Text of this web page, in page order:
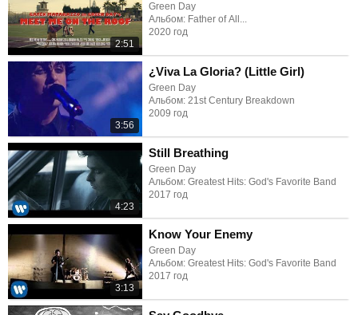
2:51
Green Day
Альбом: Father of All...
2020 год
3:56
¿Viva La Gloria? (Little Girl)
Green Day
Альбом: 21st Century Breakdown
2009 год
4:23
Still Breathing
Green Day
Альбом: Greatest Hits: God's Favorite Band
2017 год
3:13
Know Your Enemy
Green Day
Альбом: Greatest Hits: God's Favorite Band
2017 год